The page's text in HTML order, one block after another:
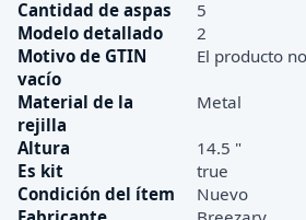
Cantidad de aspas
5
Modelo detallado
2
Motivo de GTIN
vacío
El producto
Material de la
rejilla
Metal
Altura
14.5 "
Es kit
true
Condición del ítem
Nuevo